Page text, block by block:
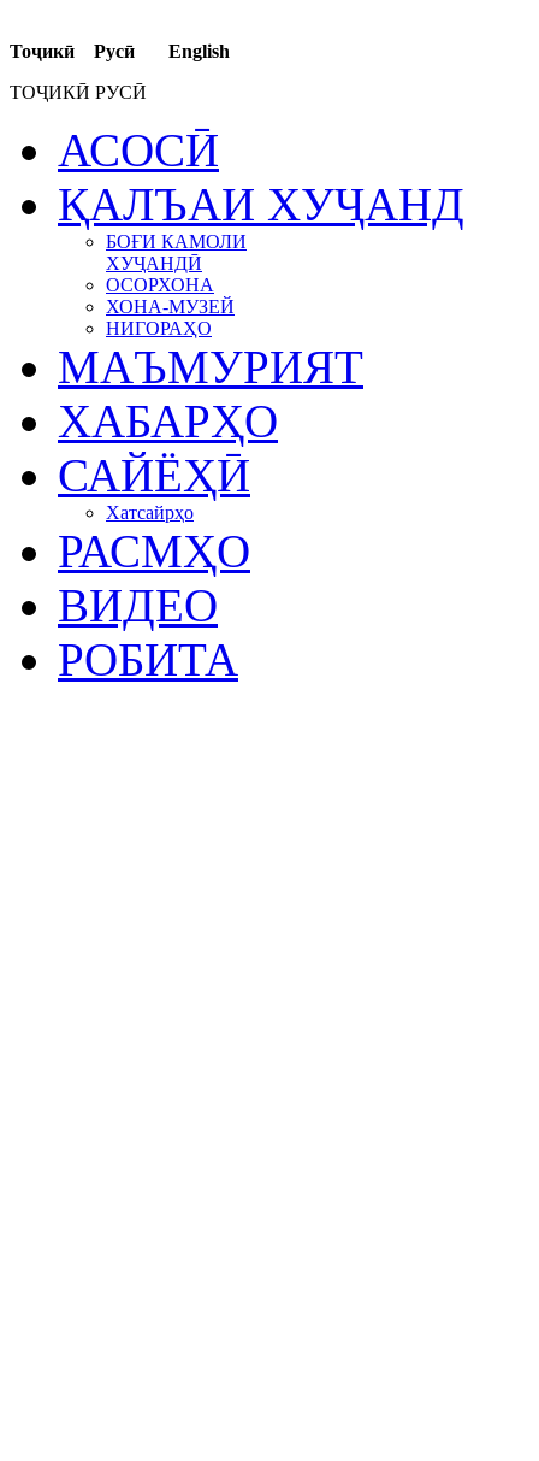
Тоҷикӣ Русӣ English
ТОҶИКӢ РУСӢ
АСОСӢ
ҚАЛЪАИ ХУҶАНД
БОҒИ КАМОЛИ
ХУҶАНДӢ
ОСОРХОНА
ХОНА-МУЗЕЙ
НИГОРАҲО
МАЪМУРИЯТ
ХАБАРҲО
САЙЁҲӢ
Хатсайрҳо
РАСМҲО
ВИДЕО
РОБИТА